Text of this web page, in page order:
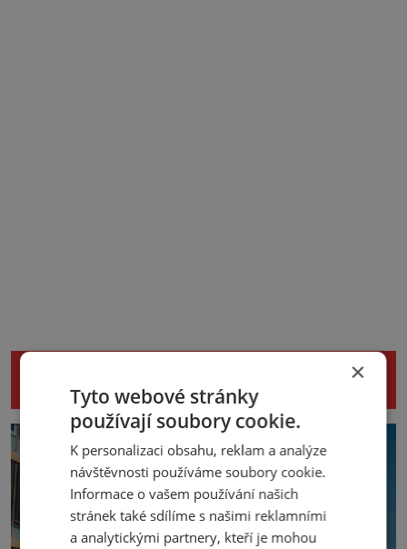
NENECHTE SI UJÍT DALŠÍ ZAJÍMAVÉ
ČLÁNKY
×
Tyto webové stránky
používají soubory cookie.
K personalizaci obsahu, reklam a analýze
návštěvnosti používáme soubory cookie.
Informace o vašem používání našich
stránek také sdílíme s našimi reklamními
a analytickými partnery, kteří je mohou